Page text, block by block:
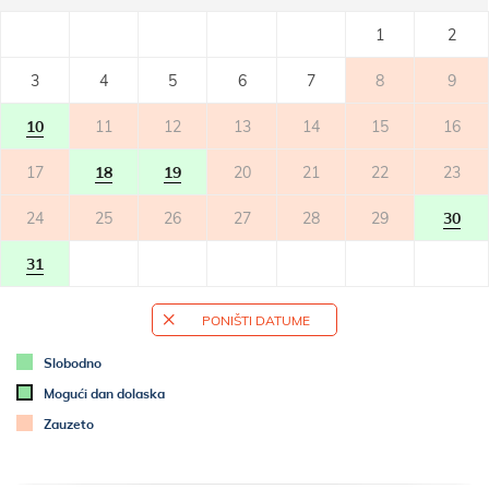
- dvokrevetna soba
- laminat
1 2
3 4 5 6 7 8 9
10 11 12 13 14 15 16
17 18 19 20 21 22 23
24 25 26 27 28 29 30
31
PONIŠTI DATUME
Slobodno
Mogući dan dolaska
Zauzeto